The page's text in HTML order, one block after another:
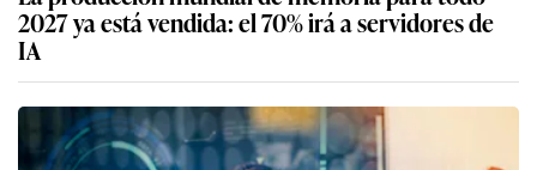
2027 ya está vendida: el 70% irá a servidores de
IA